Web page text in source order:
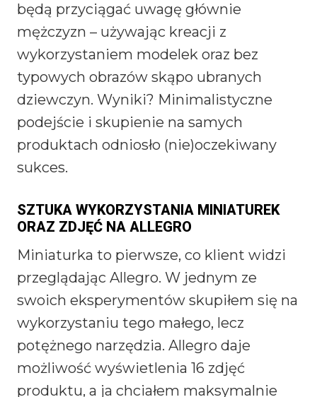
będą przyciągać uwagę głównie
mężczyzn – używając kreacji z
wykorzystaniem modelek oraz bez
typowych obrazów skąpo ubranych
dziewczyn. Wyniki? Minimalistyczne
podejście i skupienie na samych
produktach odniosło (nie)oczekiwany
sukces.
SZTUKA WYKORZYSTANIA MINIATUREK
ORAZ ZDJĘĆ NA ALLEGRO
Miniaturka to pierwsze, co klient widzi
przeglądając Allegro. W jednym ze
swoich eksperymentów skupiłem się na
wykorzystaniu tego małego, lecz
potężnego narzędzia. Allegro daje
możliwość wyświetlenia 16 zdjęć
produktu, a ja chciałem maksymalnie